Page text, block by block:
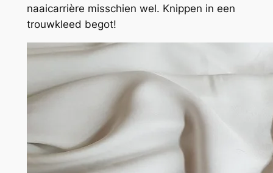
naaicarrière misschien wel. Knippen in een
trouwkleed begot!